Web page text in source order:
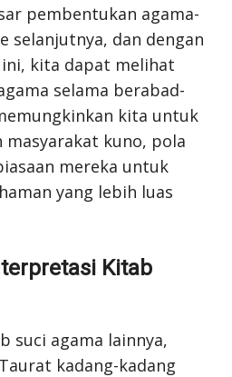
pembentukan agama-
selanjutnya, dan dengan
kita dapat melihat
selama berabad-
kita untuk
masyarakat kuno, pola
mereka untuk
yang lebih luas
Kitab
suci agama lainnya,
kadang-kadang